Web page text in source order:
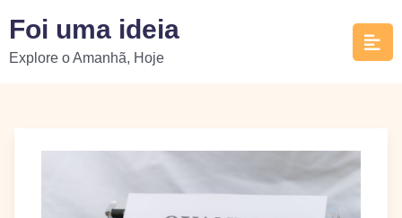
content
Foi uma ideia
Explore o Amanhã, Hoje